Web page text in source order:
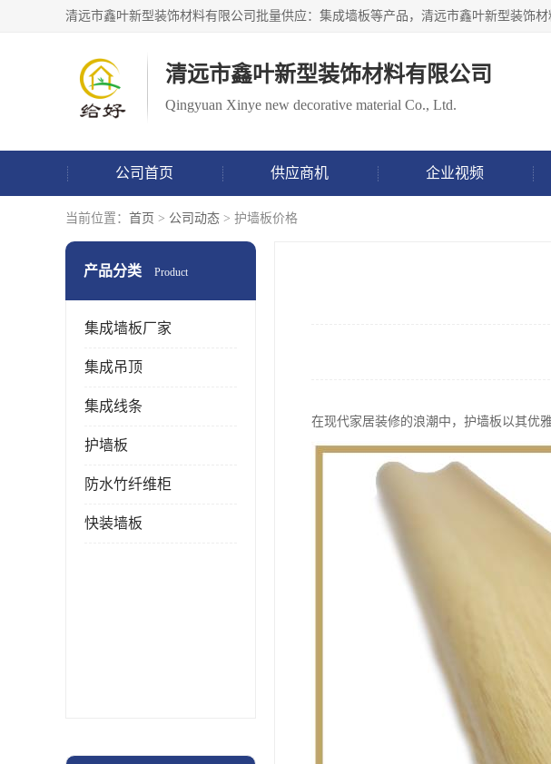
清远市鑫叶新型装饰材料有限公司
Qingyuan Xinye new decorative material Co., Ltd.
公司首页 供应商机 企业视频
当前位置： 首页 > 公司动态 > 护墙板价格
产品分类 Product
集成墙板厂家
集成吊顶
集成线条
护墙板
防水竹纤维柜
快装墙板
在现代家居装修的浪潮中，护墙板以其优